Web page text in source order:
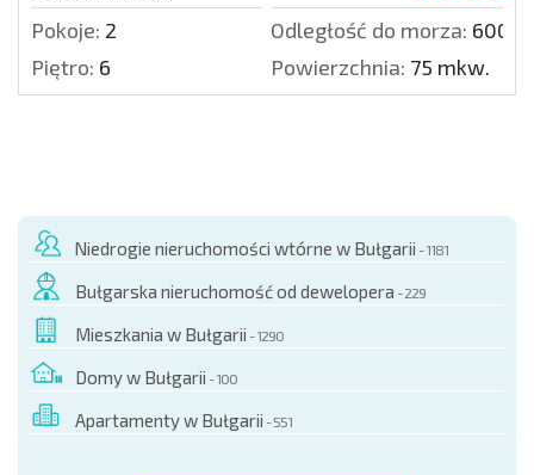
Pokoje: 2 Odległość do morza: 600
Piętro: 6 Powierzchnia: 75 mkw.
Niedrogie nieruchomości wtórne w Bułgarii - 1181
Bułgarska nieruchomość od dewelopera - 229
Mieszkania w Bułgarii - 1290
Domy w Bułgarii - 100
Apartamenty w Bułgarii - 551